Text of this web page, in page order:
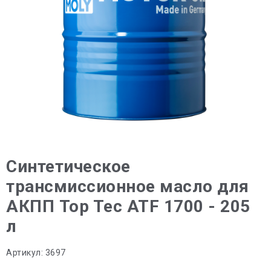
Синтетическое
трансмиссионное масло для
АКПП Top Tec ATF 1700 - 205
л
Артикул: 3697